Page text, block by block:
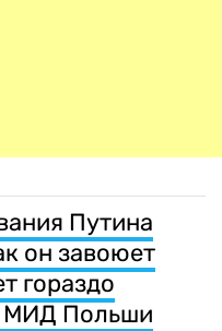
Путина
он завоюет
гораздо
МИД Польши